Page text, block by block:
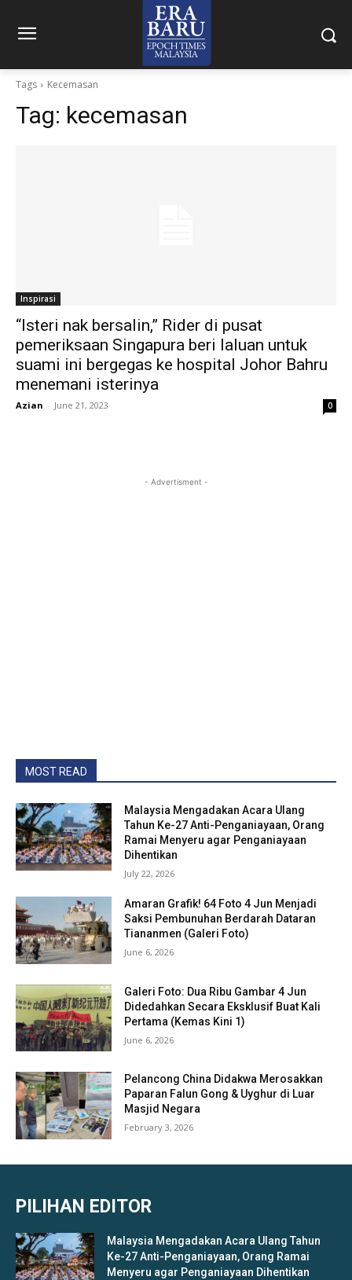
Tags Kecemasan
Tag: kecemasan
Inspirasi
“Isteri nak bersalin,” Rider di pusat
pemeriksaan Singapura beri laluan untuk
suami ini bergegas ke hospital Johor Bahru
menemani isterinya
Azian - June 21, 2023 0
- Advertisment -
MOST READ
Malaysia Mengadakan Acara Ulang
Tahun Ke-27 Anti-Penganiayaan, Orang
Ramai Menyeru agar Penganiayaan
Dihentikan
July 22, 2026
Amaran Grafik! 64 Foto 4 Jun Menjadi
Saksi Pembunuhan Berdarah Dataran
Tiananmen (Galeri Foto)
June 6, 2026
Galeri Foto: Dua Ribu Gambar 4 Jun
Didedahkan Secara Eksklusif Buat Kali
Pertama (Kemas Kini 1)
June 6, 2026
Pelancong China Didakwa Merosakkan
Paparan Falun Gong & Uyghur di Luar
Masjid Negara
February 3, 2026
PILIHAN EDITOR
Malaysia Mengadakan Acara Ulang Tahun
Ke-27 Anti-Penganiayaan, Orang Ramai
Menyeru agar Penganiayaan Dihentikan